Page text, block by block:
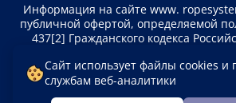
Информация на сайте www.
публичной офертой, определяемой
437[2] Гражданского кодекса
заказа через интернет-магазин
Цены при оформлении заказа иным
отличаться от указанных
Сайт использует файлы cookies и
службам веб-аналитики